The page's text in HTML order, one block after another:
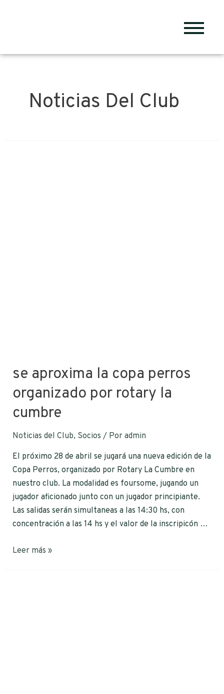
Noticias Del Club
se aproxima la copa perros
organizado por rotary la
cumbre
Noticias del Club, Socios / Por admin
El próximo 28 de abril se jugará una nueva edición de la
Copa Perros, organizado por Rotary La Cumbre en
nuestro club. La modalidad es foursome, jugando un
jugador aficionado junto con un jugador principiante.
Las salidas serán simultaneas a las 14:30 hs, con
concentración a las 14 hs y el valor de la inscripicón …
Leer más »